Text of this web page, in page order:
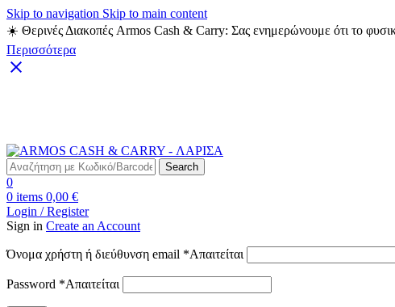
Skip to navigation Skip to main content
☀️ Θερινές Διακοπές Armos Cash & Carry: Σας ενημερώνουμε ότι το
Περισσότερα
Search
0
0 items 0,00 €
Login / Register
Sign in Create an Account
Όνομα χρήστη ή διεύθυνση email *Απαιτείται
Password *Απαιτείται